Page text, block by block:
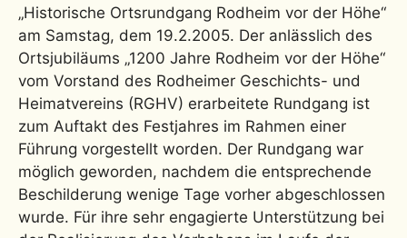
„Historische Ortsrundgang Rodheim vor der Höhe“
am Samstag, dem 19.2.2005. Der anlässlich des
Ortsjubiläums „1200 Jahre Rodheim vor der Höhe“
vom Vorstand des Rodheimer Geschichts- und
Heimatvereins (RGHV) erarbeitete Rundgang ist
zum Auftakt des Festjahres im Rahmen einer
Führung vorgestellt worden. Der Rundgang war
möglich geworden, nachdem die entsprechende
Beschilderung wenige Tage vorher abgeschlossen
wurde. Für ihre sehr engagierte Unterstützung bei